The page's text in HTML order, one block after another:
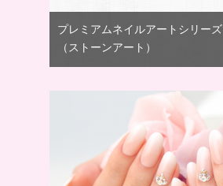
プレミアムネイルアートシリーズ
（ストーンアート）